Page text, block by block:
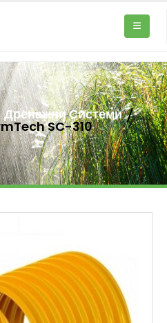
Дренажни Системи
SC-310